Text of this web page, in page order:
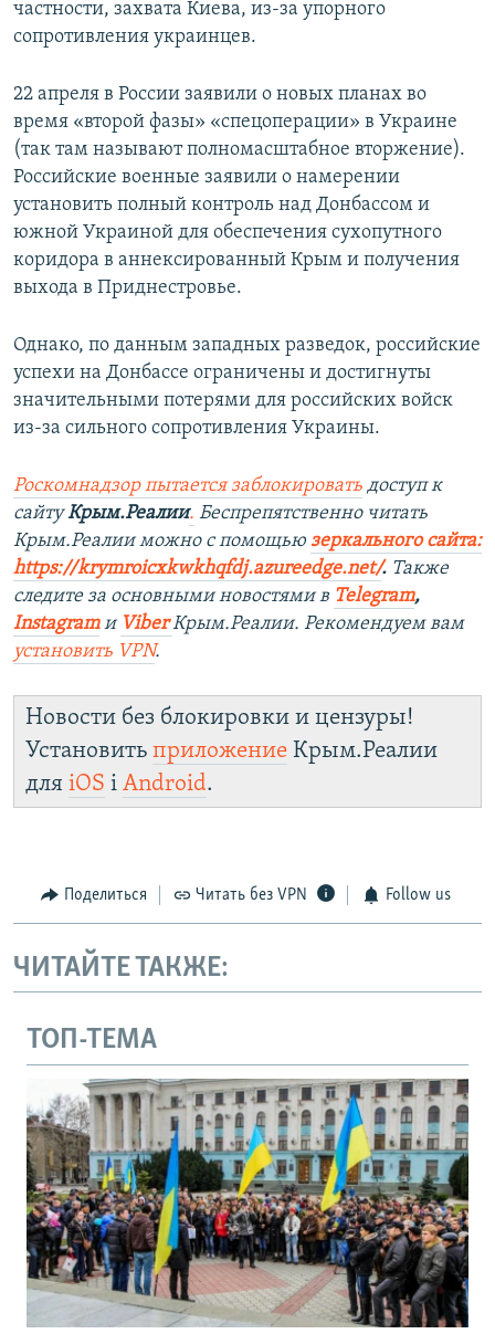
частности, захвата Киева, из-за упорного
сопротивления украинцев.
22 апреля в России заявили о новых планах во
время «второй фазы» «спецоперации» в Украине
(так там называют полномасштабное вторжение).
Российские военные заявили о намерении
установить полный контроль над Донбассом и
южной Украиной для обеспечения сухопутного
коридора в аннексированный Крым и получения
выхода в Приднестровье.
Однако, по данным западных разведок, российские
успехи на Донбассе ограничены и достигнуты
значительными потерями для российских войск
из-за сильного сопротивления Украины.
Роскомнадзор пытается заблокировать доступ к
сайтуКрым.Реалии. Беспрепятственно читать
Крым.Реалии можно с помощью зеркального сайта:
https://krymroicxkwkhqfdj.azureedge.net/. Также
следите за основными новостями в Telegram,
Instagramи ViberКрым.Реалии. Рекомендуем вам
установить VPN.
Новости без блокировки и цензуры!
Установить приложение Крым.Реалии
для iOS і Android.
Поделиться Читать без VPN Follow us
ЧИТАЙТЕ ТАКЖЕ:
ТОП-ТЕМА